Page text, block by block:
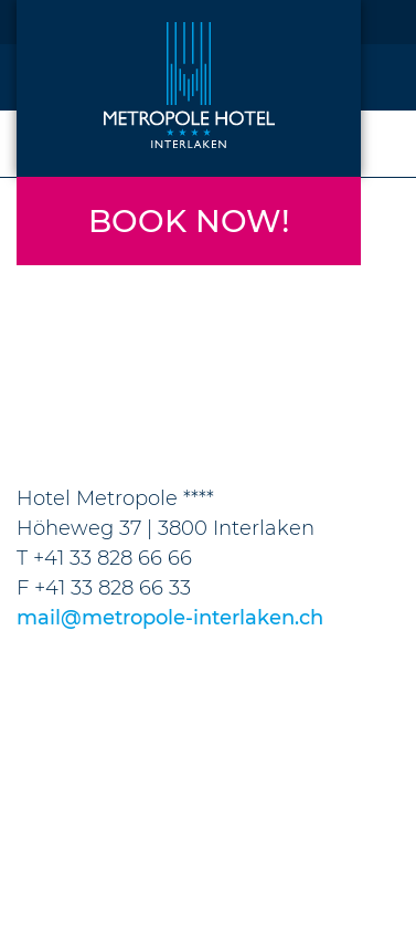
BOOK NOW!
Hotel Metropole ****
Höheweg 37 | 3800 Interlaken
T +41 33 828 66 66
F +41 33 828 66 33
mail@metropole-interlaken.ch